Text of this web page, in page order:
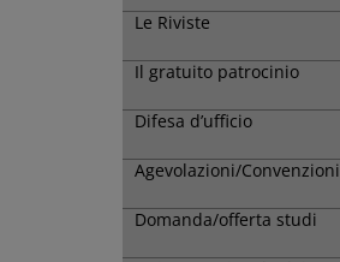
Le Riviste
Il gratuito patrocinio
Difesa d’ufficio
Agevolazioni/Convenzioni
Domanda/offerta studi